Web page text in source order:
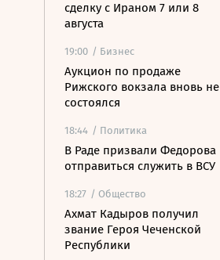
сделку с Ираном 7 или 8
августа
19:00 / Бизнес
Аукцион по продаже
Рижского вокзала вновь не
состоялся
18:44 / Политика
В Раде призвали Федорова
отправиться служить в ВСУ
18:27 / Общество
Ахмат Кадыров получил
звание Героя Чеченской
Республики